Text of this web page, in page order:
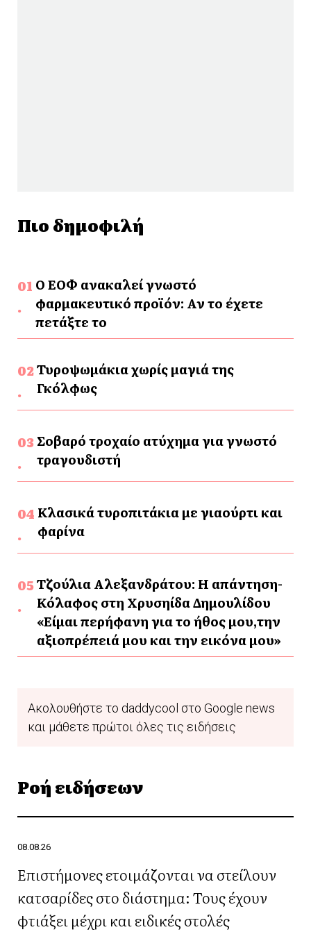
Πιο δημοφιλή
Ο ΕΟΦ ανακαλεί γνωστό
φαρμακευτικό προϊόν: Αν το έχετε
πετάξτε το
Τυροψωμάκια χωρίς μαγιά της
Γκόλφως
Σοβαρό τροχαίο ατύχημα για γνωστό
τραγουδιστή
Κλασικά τυροπιτάκια με γιαούρτι και
φαρίνα
Τζούλια Αλεξανδράτου: Η απάντηση-
Κόλαφος στη Χρυσηίδα Δημουλίδου
«Είμαι περήφανη για το ήθος μου,την
αξιοπρέπειά μου και την εικόνα μου»
Ακολουθήστε το daddycool στο Google news
και μάθετε πρώτοι όλες τις ειδήσεις
Ροή ειδήσεων
08.08.26
Επιστήμονες ετοιμάζονται να στείλουν
κατσαρίδες στο διάστημα: Τους έχουν
φτιάξει μέχρι και ειδικές στολές